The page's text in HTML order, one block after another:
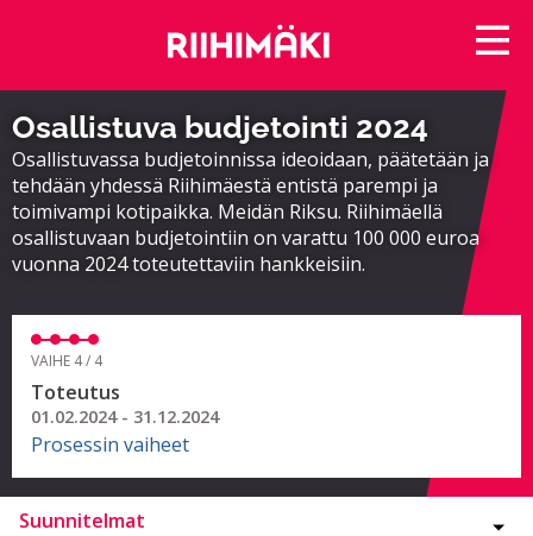
Osallistuva budjetointi 2024
Osallistuvassa budjetoinnissa ideoidaan, päätetään ja
tehdään yhdessä Riihimäestä entistä parempi ja
toimivampi kotipaikka. Meidän Riksu. Riihimäellä
osallistuvaan budjetointiin on varattu 100 000 euroa
vuonna 2024 toteutettaviin hankkeisiin.
VAIHE 4 / 4
Toteutus
01.02.2024 - 31.12.2024
Prosessin vaiheet
Suunnitelmat